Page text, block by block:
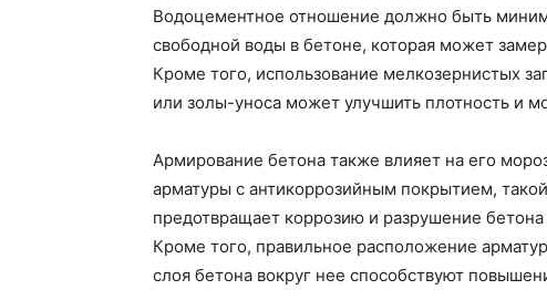
Водоцементное отношение должно быть
свободной воды в бетоне, которая может
Кроме того, использование мелкозернистых
или золы-уноса может улучшить плотность и
Армирование бетона также влияет на его
арматуры с антикоррозийным покрытием,
предотвращает коррозию и разрушение
Кроме того, правильное расположение
слоя бетона вокруг нее способствуют